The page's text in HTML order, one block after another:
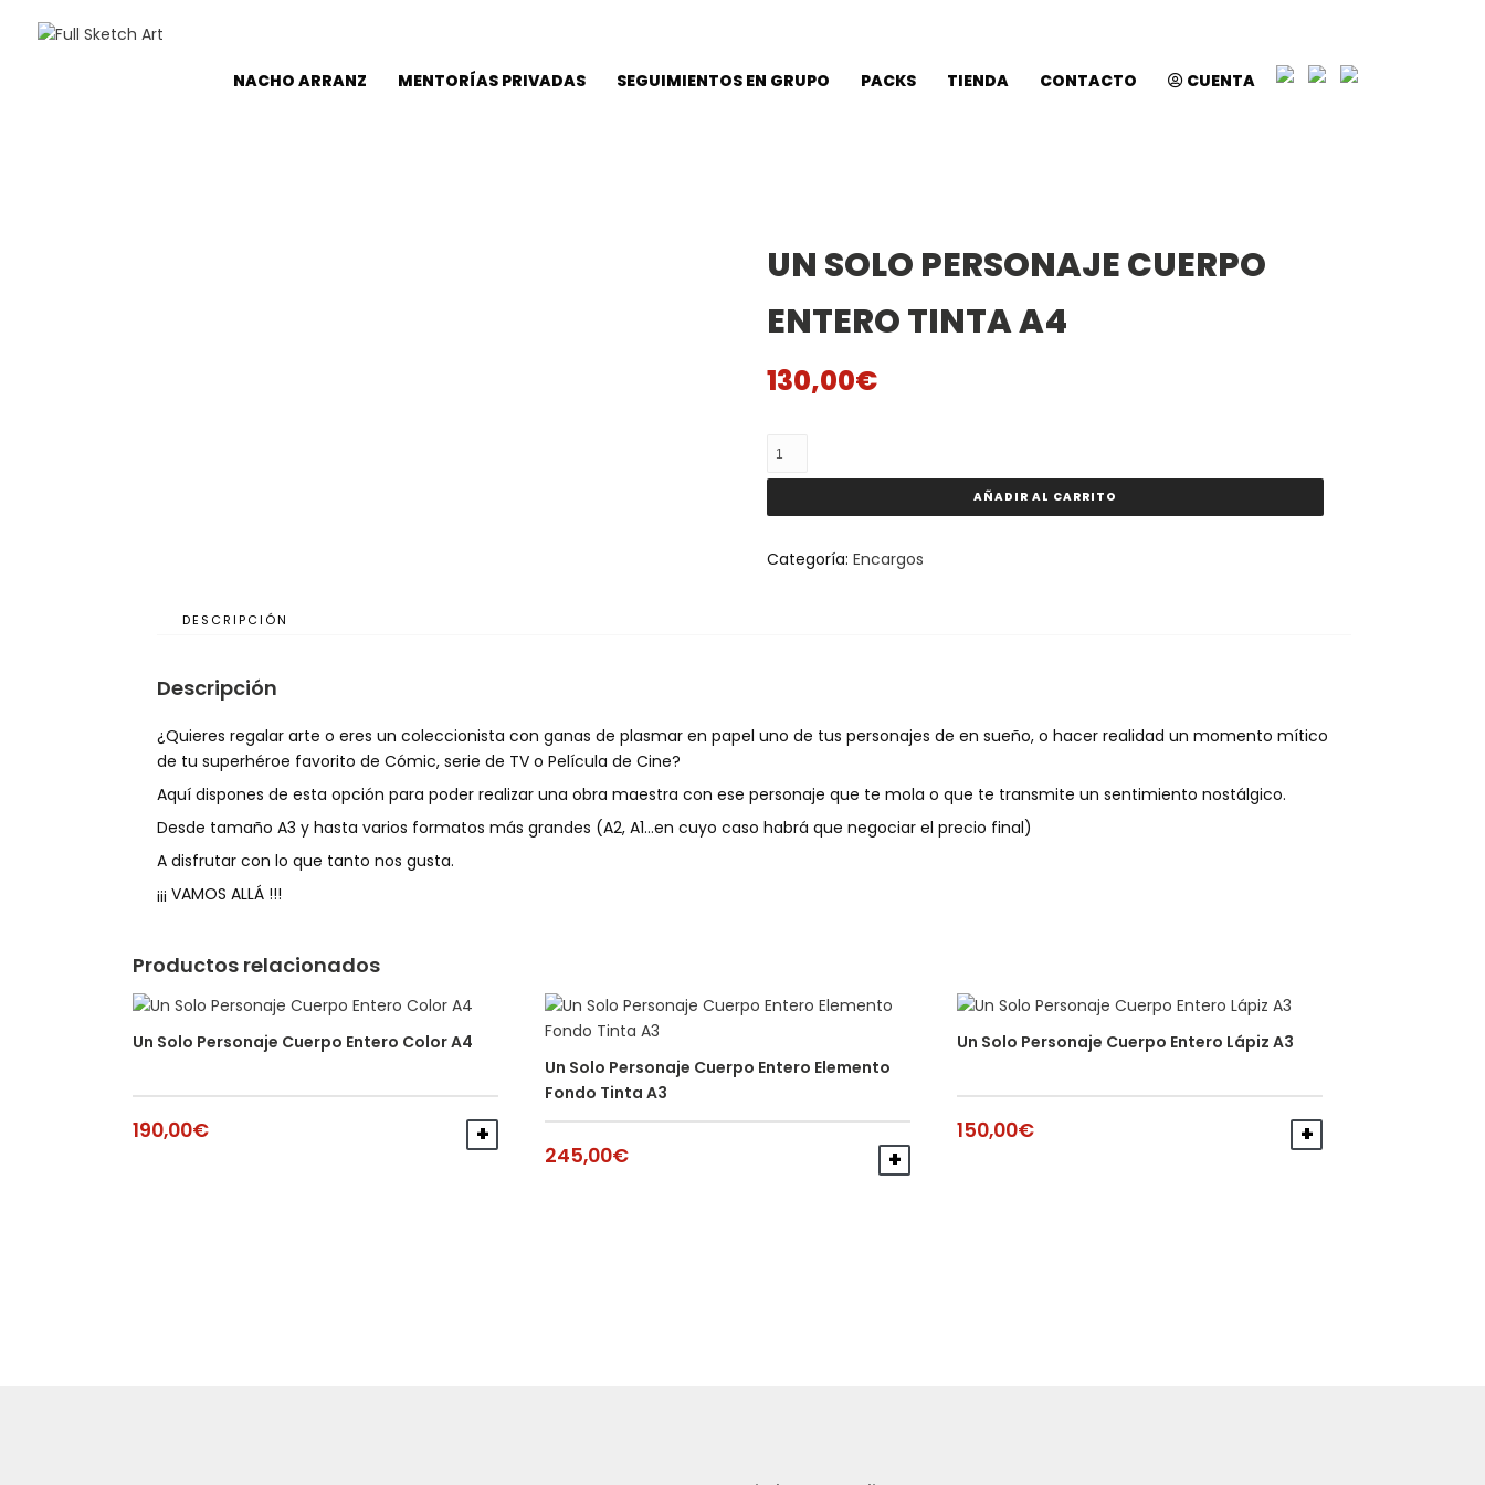
NACHO ARRANZ MENTORÍAS PRIVADAS SEGUIMIENTOS EN GRUPO PACKS TIENDA CONTACTO CUENTA
UN SOLO PERSONAJE CUERPO
ENTERO TINTA A4
130,00€
Un
Cuerpo
AÑADIR AL CARRITO
Categoría:Encargos
DESCRIPCIÓN
Descripción
¿Quieres regalar arte o eres un coleccionista con ganas de plasmar en papel uno de tus personajes de en sueño, o hacer realidad un momento mítico
de tu superhéroe favorito de Cómic, serie de TV o Película de Cine?
Aquí dispones de esta opción para poder realizar una obra maestra con ese personaje que te mola o que te transmite un sentimiento nostálgico.
Desde tamaño A3 y hasta varios formatos más grandes (A2, A1…en cuyo caso habrá que negociar el precio final)
A disfrutar con lo que tanto nos gusta.
¡¡¡ VAMOS ALLÁ !!!
Productos relacionados
Un Solo Personaje Cuerpo Entero Color A4
190,00€
Un Solo Personaje Cuerpo Entero Elemento
Fondo Tinta A3
245,00€
Un Solo Personaje Cuerpo Entero Lápiz A3
150,00€